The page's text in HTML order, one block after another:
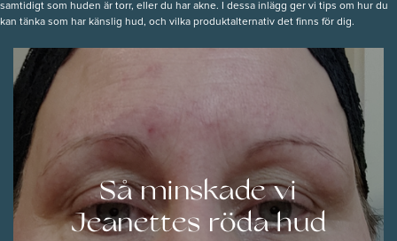
samtidigt som huden är torr, eller du har akne. I dessa inlägg ger vi tips om hur du
kan tänka som har känslig hud, och vilka produktalternativ det finns för dig.
Så minskade vi
Jeanettes röda hud